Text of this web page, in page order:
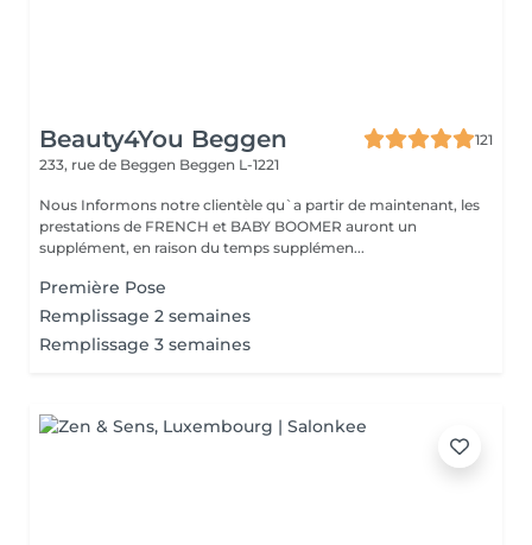
Beauty4You Beggen
121
233, rue de Beggen Beggen L-1221
Nous Informons notre clientèle qu`a partir de maintenant, les
prestations de FRENCH et BABY BOOMER auront un
supplément, en raison du temps supplémen...
Première Pose
Remplissage 2 semaines
Remplissage 3 semaines